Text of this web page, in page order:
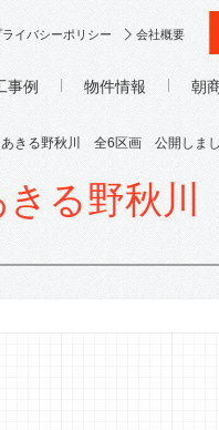
ライバシーポリシー 会社概要
事例 物件情報 朝
あきる野秋川 全6区画 公開しま
きる野秋